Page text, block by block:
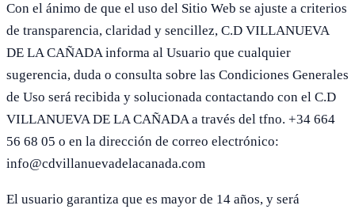
Con el ánimo de que el uso del Sitio Web se ajuste a criterios
de transparencia, claridad y sencillez, C.D VILLANUEVA
DE LA CAÑADA informa al Usuario que cualquier
sugerencia, duda o consulta sobre las Condiciones Generales
de Uso será recibida y solucionada contactando con el C.D
VILLANUEVA DE LA CAÑADA a través del tfno. +34 664
56 68 05 o en la dirección de correo electrónico:
info@cdvillanuevadelacanada.com
El usuario garantiza que es mayor de 14 años, y será